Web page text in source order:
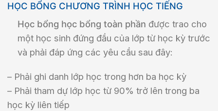
HỌC BỔNG CHƯƠNG TRÌNH HỌC TIẾNG
Học bổng học bổng toàn phần được trao cho
một học sinh đứng đầu của lớp từ học kỳ trước
và phải đáp ứng các yêu cầu sau đây:
– Phải ghi danh lớp học trong hơn ba học kỳ
– Phải tham dự lớp học từ 90% trở lên trong ba
học kỳ liên tiếp